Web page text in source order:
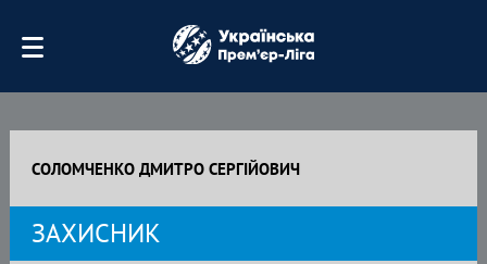
СОЛОМЧЕНКО ДМИТРО СЕРГІЙОВИЧ
ЗАХИСНИК